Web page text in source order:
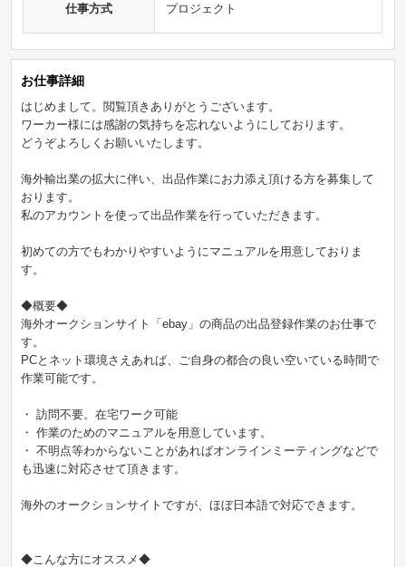
仕事方式 プロジェクト
お仕事詳細
はじめまして。閲覧頂きありがとうございます。
ワーカー様には感謝の気持ちを忘れないようにしております。
どうぞよろしくお願いいたします。
海外輸出業の拡大に伴い、出品作業にお力添え頂ける方を募集して
おります。
私のアカウントを使って出品作業を行っていただきます。
初めての方でもわかりやすいようにマニュアルを用意しておりま
す。
◆概要◆
海外オークションサイト「ebay」の商品の出品登録作業のお仕事で
す。
PCとネット環境さえあれば、ご自身の都合の良い空いている時間で
作業可能です。
・ 訪問不要。在宅ワーク可能
・ 作業のためのマニュアルを用意しています。
・ 不明点等わからないことがあればオンラインミーティングなどで
も迅速に対応させて頂きます。
海外のオークションサイトですが、ほぼ日本語で対応できます。
◆こんな方にオススメ◆